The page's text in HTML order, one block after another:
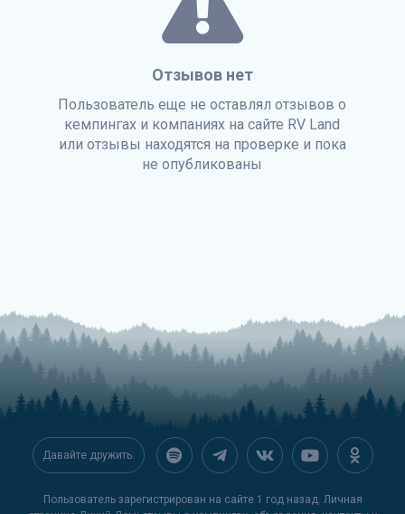
Отзывов нет
Пользователь еще не оставлял отзывов о
кемпингах и компаниях на сайте RV Land
или отзывы находятся на проверке и пока
не опубликованы
Давайте дружить:
Пользователь зарегистрирован на сайте 1 год назад. Личная